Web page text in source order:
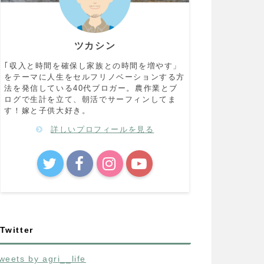
ツカシン
｢収入と時間を確保し家族との時間を増やす」
をテーマに人生をセルフリノベーションする方
法を発信している40代ブロガー。農作業とブ
ログで生計を立て、朝活でサーフィンしてま
す！嫁と子供大好き。
詳しいプロフィールを見る
Twitter
by agri__life